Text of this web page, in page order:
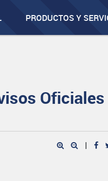
PRODUCTOS Y
Oficiales
|